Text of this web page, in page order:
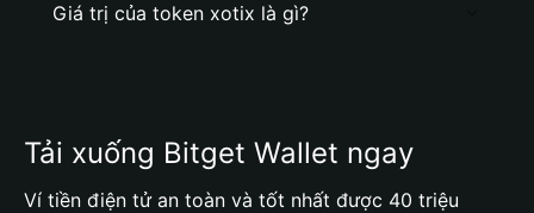
Giá trị của token xotix là gì?
Tải xuống Bitget Wallet ngay
Ví tiền điện tử an toàn và tốt nhất được 40 triệu